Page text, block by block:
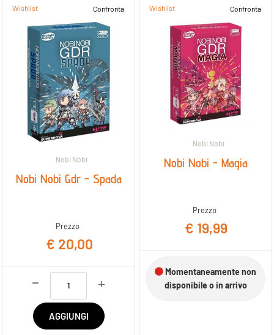
Wishlist Confronta
Nobi Nobi
Nobi Nobi Gdr - Spada
Prezzo
€ 20,00
AGGIUNGI
Wishlist Confronta
Nobi Nobi
Nobi Nobi - Magia
Prezzo
€ 19,99
Momentaneamente non
disponibile o in arrivo